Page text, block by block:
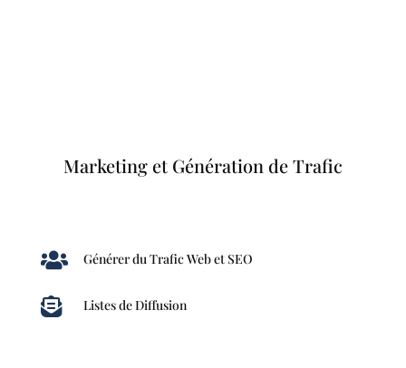
Marketing et Génération de Trafic
 Générer du Trafic Web et SEO
 Listes de Diffusion